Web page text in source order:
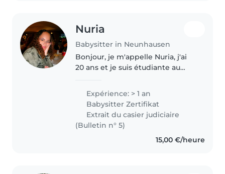
Nuria
Babysitter in Neunhausen
Bonjour, je m'appelle Nuria, j'ai
20 ans et je suis étudiante au
Professions Éducatives et
Sociales. J'aime beaucoup les
enfants et j'ai déjà effectué
plusieurs..
Expérience: > 1 an
Babysitter Zertifikat
Extrait du casier judiciaire
(Bulletin n° 5)
15,00 €/heure